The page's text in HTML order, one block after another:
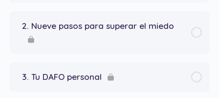
2. Nueve pasos para superar el miedo
3. Tu DAFO personal